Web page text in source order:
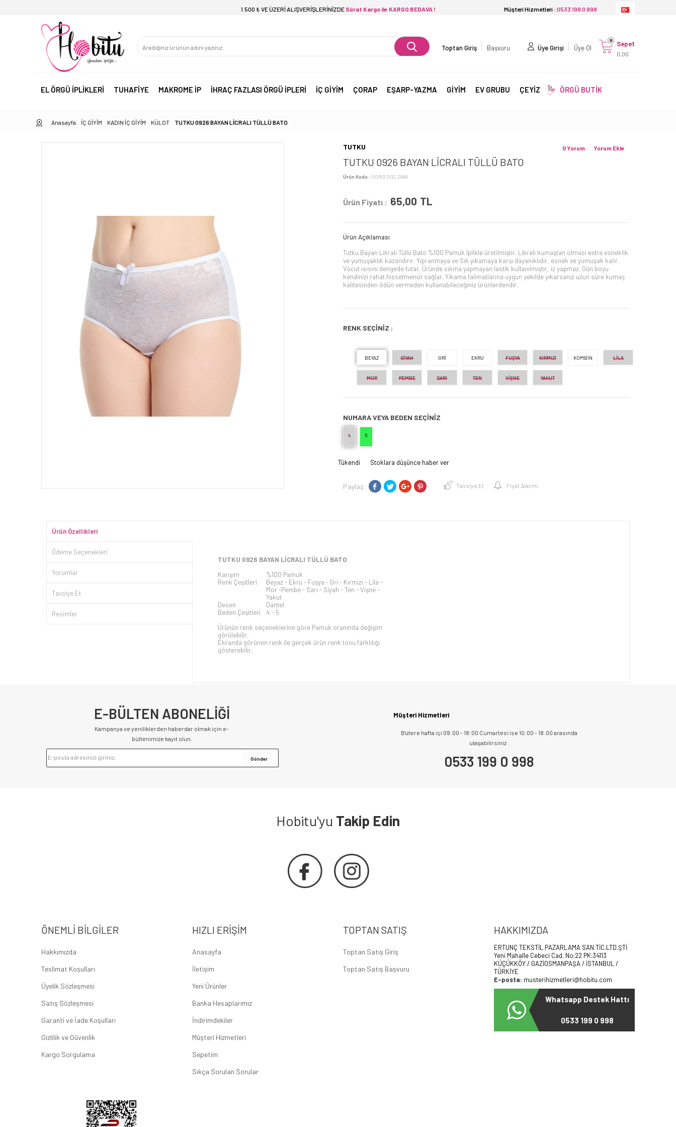
1.500 ₺ VE ÜZERİ ALIŞVERİŞLERİNİZDE Sürat Kargo ile KARGO BEDAVA ! Müşteri Hizmetleri : 0533 199 0 998
Başvuru
Toptan Giriş Üye Girişi Üye Ol Sepet
0,00
0
EL ÖRGÜ İPLİKLERİ TUHAFİYE MAKROME İP İHRAÇ FAZLASI ÖRGÜ İPLERİ İÇ GİYİM ÇORAP EŞARP-YAZMA GİYİM EV GRUBU ÇEYİZ ÖRGÜ BUTİK
Anasayfa İÇ GİYİM KADIN İÇ GİYİM KÜLOT TUTKU 0926 BAYAN LİCRALI TÜLLÜ BATO
TUTKU
TUTKU 0926 BAYAN LİCRALI TÜLLÜ BATO
Ürün Kodu : 00153.002.0948
Yorum Ekle
0 Yorum
Ürün Fiyatı : 65,00 TL
Ürün Açıklaması
Tutku Bayan Likralı Tüllü Bato %100 Pamuk İplikle üretilmiştir. Likralı kumaştan olması extra esneklik
ve yumuşaklık kazandırır. Yıpranmaya ve Sık yıkamaya karşı dayanıklıdır, esnek ve yumuşak kalır.
Vücut ısısını dengede tutar. Üründe sıkma yapmayan lastik kullanılmıştır, iz yapmaz. Gün boyu
kendinizi rahat hissetmenizi sağlar. Yıkama talimatlarına uygun şekilde yıkarsanız uzun süre kumaş
kalitesinden ödün vermeden kullanabileceğiniz ürünlerdendir.
RENK SEÇİNİZ :
BEYAZ SİYAH GRİ EKRU FUŞYA KIRMIZI KOMBİN LİLA
MOR PEMBE SARI TEN VİŞNE YAKUT
NUMARA VEYA BEDEN SEÇINIZ
4 5
Tükendi Stoklara düşünce haber ver
Paylaş: Tavsiye Et Fiyat Alarmı
Ürün Özellikleri
Ödeme Seçenekleri
Yorumlar
Tavsiye Et
Resimler
TUTKU 0926 BAYAN LİCRALI TÜLLÜ BATO
Karışım
%100 Pamuk
Renk Çeşitleri
Beyaz - Ekru - Fuşya - Gri - Kırmızı - Lila -
Mor -Pembe - Sarı - Siyah - Ten - Vişne -
Yakut
Desen
Dantel
Beden Çeşitleri
4 - 5
Ürünün renk seçeneklerine göre Pamuk oranında değişim
görülebilir.
Ekranda görünen renk ile gerçek ürün renk tonu farklılığı
gösterebilir.
E-BÜLTEN ABONELİĞİ
Kampanya ve yeniliklerden haberdar olmak için e-
bültenimize kayıt olun.
Müşteri Hizmetleri
Bizlere hafta içi 09:00 - 18:00 Cumartesi ise 10:00 - 18:00 arasında
ulaşabilirsiniz .
0533 199 0 998
Hobitu'yu Takip Edin
ÖNEMLI BILGILER
Hakkımızda
Teslimat Koşulları
Üyelik Sözleşmesi
Satış Sözleşmesi
Garanti ve İade Koşulları
Gizlilik ve Güvenlik
Kargo Sorgulama
HIZLI ERIŞIM
Anasayfa
İletişim
Yeni Ürünler
Banka Hesaplarımız
İndirimdekiler
Müşteri Hizmetleri
Sepetim
Sıkça Sorulan Sorular
TOPTAN SATIŞ
Toptan Satış Giriş
Toptan Satış Başvuru
HAKKIMIZDA
ERTUNÇ TEKSTİL PAZARLAMA SAN.TİC.LTD.ŞTİ
Yeni Mahalle Cebeci Cad. No:22 PK:34113
KÜÇÜKKÖY / GAZİOSMANPAŞA / İSTANBUL /
TÜRKİYE
E-posta: musterihizmetleri@hobitu.com
Whatsapp Destek Hattı
0533 199 0 998